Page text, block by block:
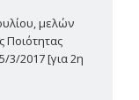
μελών
Ποιότητας
3/2017 [για 2η